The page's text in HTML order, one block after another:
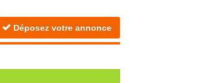
Déposez votre annonce